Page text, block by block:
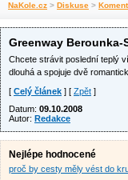
NaKole.cz > Diskuse >
Greenway Berounka-
Chcete strávit poslední teplý
dlouhá a spojuje dvě
[ Celý článek ] [ Zpět ]
Datum: 09.10.2008
Autor: Redakce
Nejlépe hodnocené
proč by cesty měly vést do